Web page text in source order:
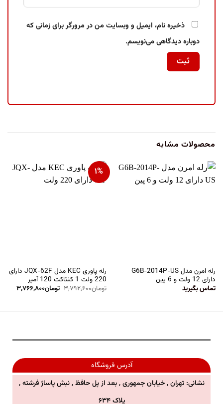
ذخیره نام، ایمیل و وبسایت من در مرورگر برای زمانی که
دوباره دیدگاهی می‌نویسم.
محصولات مشابه
رله امرن مدل G6B-2014P-US
دارای 12 ولت و 6 پین
تماس بگیرید
۱%
رله پاوری KEC مدل JQX-62F دارای
220 ولت 1 کنتاکت 120 آمپر
تومان۳,۷۹۲,۶۰۰ تومان۳,۷۶۶,۸۰۰
آدرس فروشگاه
نشانی: تهران , خیابان جمهوری , بعد از پل حافظ , نبش پاساژ فرشته ,
پلاک ۶۳۴